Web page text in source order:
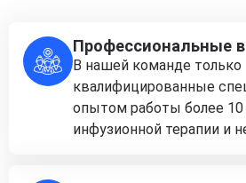
Профессиональные
В нашей команде только
квалифицированные
опытом работы более
инфузионной терапии и